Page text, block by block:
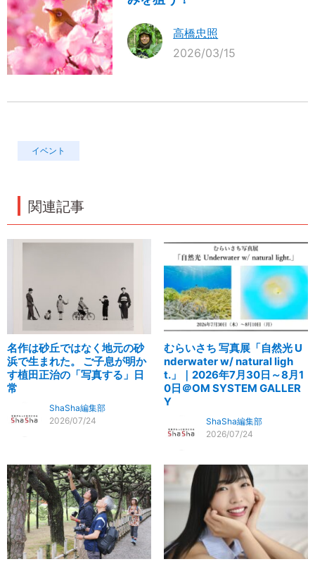
高橋忠照
2026/03/15
イベント
関連記事
名作は砂丘ではなく地元の砂
浜で生まれた。 ご子息が明か
す植田正治の「写真する」日
常
ShaSha編集部
2026/07/24
むらいさち 写真展「自然光 U
nderwater w/ natural ligh
t.」｜2026年7月30日～8月1
0日＠OM SYSTEM GALLER
Y
ShaSha編集部
2026/07/24